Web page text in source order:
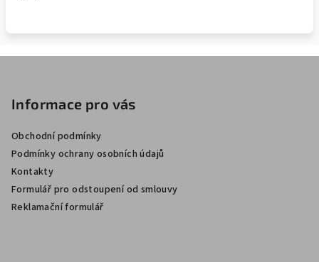
Informace pro vás
Obchodní podmínky
Podmínky ochrany osobních údajů
Kontakty
Formulář pro odstoupení od smlouvy
Reklamační formulář